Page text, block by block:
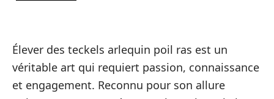
Élever des teckels arlequin poil ras est un
véritable art qui requiert passion, connaissance
et engagement. Reconnu pour son allure